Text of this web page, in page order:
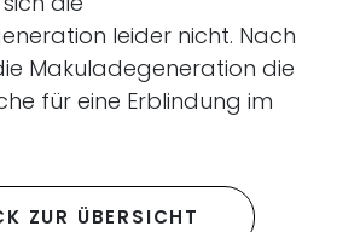
leider nicht. Nach
Makuladegeneration die
für eine Erblindung im
ZUR ÜBERSICHT